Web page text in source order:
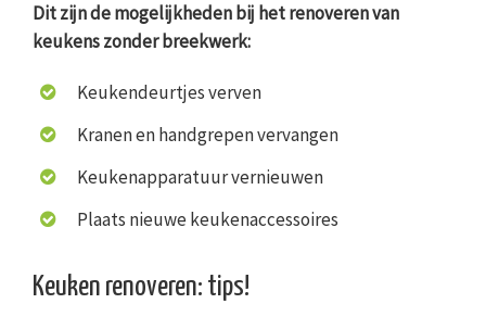
Dit zijn de mogelijkheden bij het renoveren van
keukens zonder breekwerk:
Keukendeurtjes verven
Kranen en handgrepen vervangen
Keukenapparatuur vernieuwen
Plaats nieuwe keukenaccessoires
Keuken renoveren: tips!